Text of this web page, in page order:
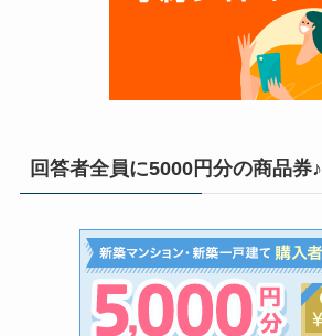
回答者全員に5000円分の商品券♪